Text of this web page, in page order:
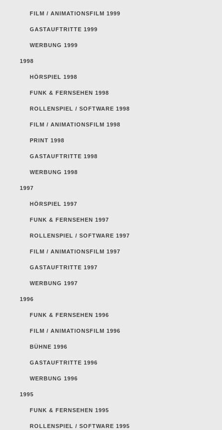
FILM / ANIMATIONSFILM 1999
GASTAUFTRITTE 1999
WERBUNG 1999
1998
HÖRSPIEL 1998
FUNK & FERNSEHEN 1998
ROLLENSPIEL / SOFTWARE 1998
FILM / ANIMATIONSFILM 1998
PRINT 1998
GASTAUFTRITTE 1998
WERBUNG 1998
1997
HÖRSPIEL 1997
FUNK & FERNSEHEN 1997
ROLLENSPIEL / SOFTWARE 1997
FILM / ANIMATIONSFILM 1997
GASTAUFTRITTE 1997
WERBUNG 1997
1996
FUNK & FERNSEHEN 1996
FILM / ANIMATIONSFILM 1996
BÜHNE 1996
GASTAUFTRITTE 1996
WERBUNG 1996
1995
FUNK & FERNSEHEN 1995
ROLLENSPIEL / SOFTWARE 1995